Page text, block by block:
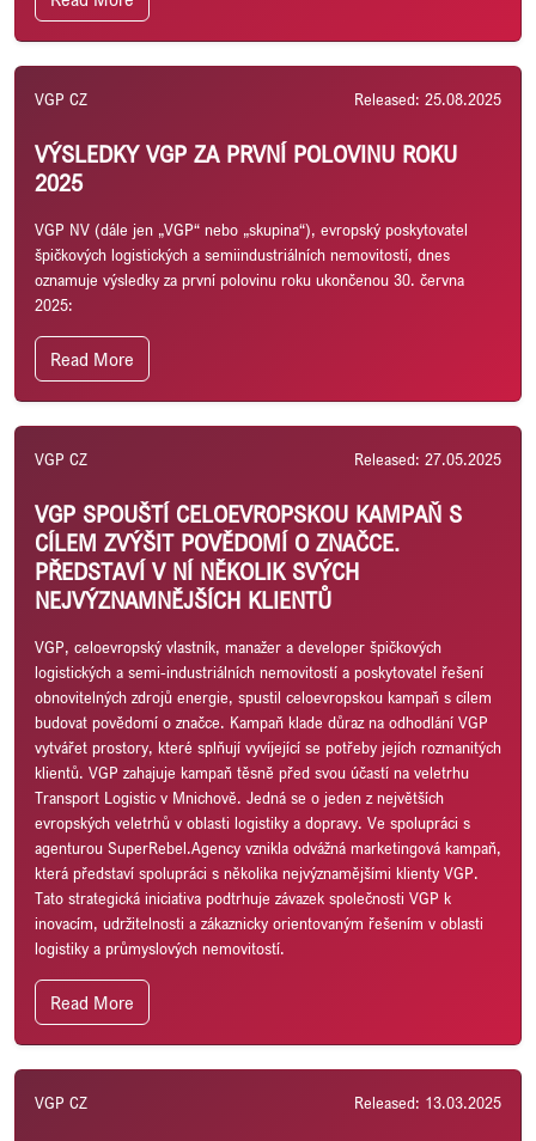
VGP CZ Released: 25.08.2025
VÝSLEDKY VGP ZA PRVNÍ POLOVINU ROKU
2025
VGP NV (dále jen „VGP“ nebo „skupina“), evropský poskytovatel
špičkových logistických a semiindustriálních nemovitostí, dnes
oznamuje výsledky za první polovinu roku ukončenou 30. června
2025:
Read More
VGP CZ Released: 27.05.2025
VGP SPOUŠTÍ CELOEVROPSKOU KAMPAŇ S
CÍLEM ZVÝŠIT POVĚDOMÍ O ZNAČCE.
PŘEDSTAVÍ V NÍ NĚKOLIK SVÝCH
NEJVÝZNAMNĚJŠÍCH KLIENTŮ
VGP, celoevropský vlastník, manažer a developer špičkových
logistických a semi-industriálních nemovitostí a poskytovatel řešení
obnovitelných zdrojů energie, spustil celoevropskou kampaň s cílem
budovat povědomí o značce. Kampaň klade důraz na odhodlání VGP
vytvářet prostory, které splňují vyvíjející se potřeby jejích rozmanitých
klientů. VGP zahajuje kampaň těsně před svou účastí na veletrhu
Transport Logistic v Mnichově. Jedná se o jeden z největších
evropských veletrhů v oblasti logistiky a dopravy. Ve spolupráci s
agenturou SuperRebel.Agency vznikla odvážná marketingová kampaň,
která představí spolupráci s několika nejvýznamějšími klienty VGP.
Tato strategická iniciativa podtrhuje závazek společnosti VGP k
inovacím, udržitelnosti a zákaznicky orientovaným řešením v oblasti
logistiky a průmyslových nemovitostí.
Read More
VGP CZ Released: 13.03.2025